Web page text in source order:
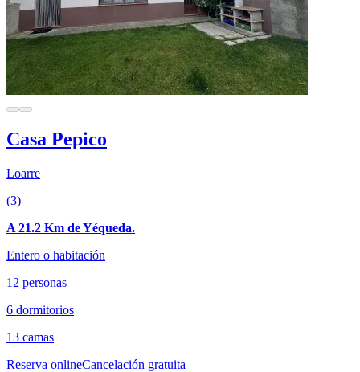
Casa Pepico
Loarre
(3)
A 21.2 Km de Yéqueda.
Entero o habitación
12 personas
6 dormitorios
13 camas
Reserva onlineCancelación gratuita